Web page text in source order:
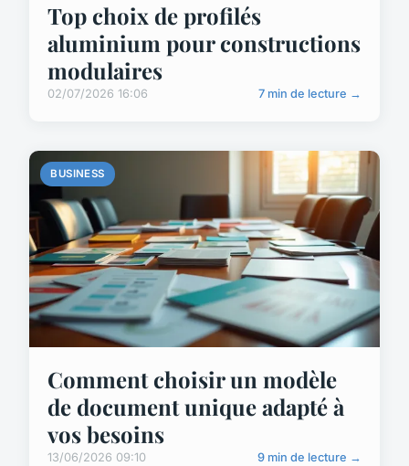
Top choix de profilés
aluminium pour constructions
modulaires
02/07/2026 16:06 7 min de lecture →
BUSINESS
Comment choisir un modèle
de document unique adapté à
vos besoins
13/06/2026 09:10 9 min de lecture →